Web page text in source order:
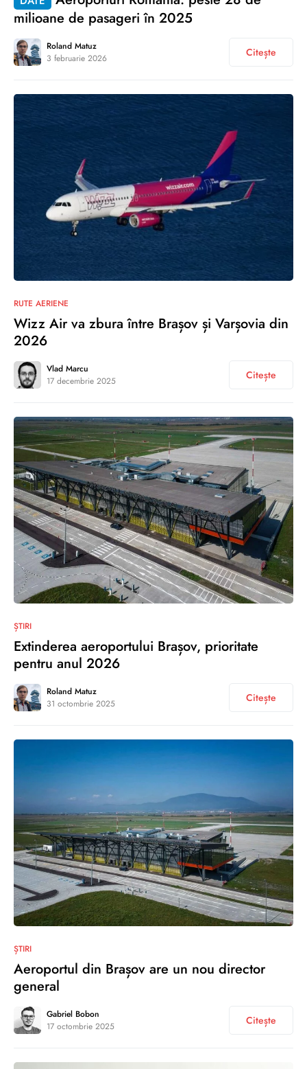
milioane de pasageri în 2025
Roland Matuz
3 februarie 2026
Citește
RUTE AERIENE
Wizz Air va zbura între Brașov și Varșovia din
2026
Vlad Marcu
17 decembrie 2025
Citește
ȘTIRI
Extinderea aeroportului Brașov, prioritate
pentru anul 2026
Roland Matuz
31 octombrie 2025
Citește
ȘTIRI
Aeroportul din Brașov are un nou director
general
Gabriel Bobon
17 octombrie 2025
Citește